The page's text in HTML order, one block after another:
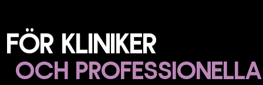
FÖR KLINIKER
OCH PROFESSIONELLA